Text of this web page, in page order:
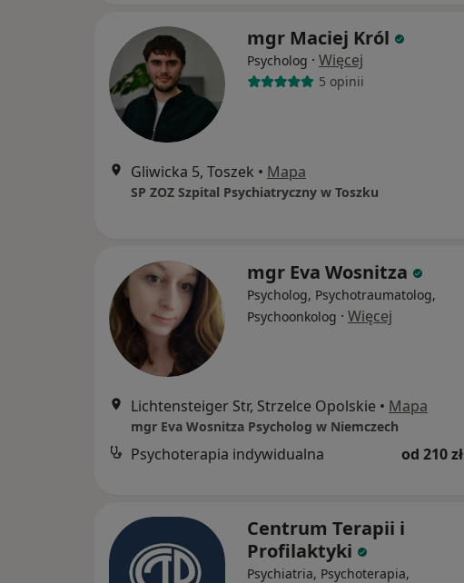
mgr Maciej Król
Psycholog · Więcej
5 opinii
Gliwicka 5, Toszek • Mapa
SP ZOZ Szpital Psychiatryczny w Toszku
mgr Eva Wosnitza
Psycholog, Psychotraumatolog,
Psychoonkolog · Więcej
Lichtensteiger Str, Strzelce Opolskie • Mapa
mgr Eva Wosnitza Psycholog w Niemczech
Psychoterapia indywidualna od 210 zł
Centrum Terapii i
Profilaktyki
Psychiatria, Psychoterapia,